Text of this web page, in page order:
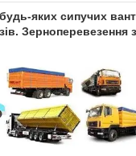
яких сипучих
Зерноперевезення